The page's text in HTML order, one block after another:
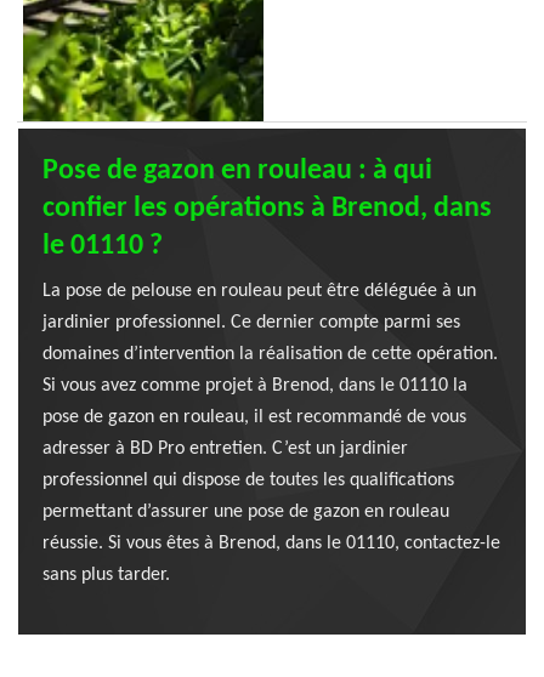
Pose de gazon en rouleau : à qui
confier les opérations à Brenod, dans
le 01110 ?
La pose de pelouse en rouleau peut être déléguée à un
jardinier professionnel. Ce dernier compte parmi ses
domaines d’intervention la réalisation de cette opération.
Si vous avez comme projet à Brenod, dans le 01110 la
pose de gazon en rouleau, il est recommandé de vous
adresser à BD Pro entretien. C’est un jardinier
professionnel qui dispose de toutes les qualifications
permettant d’assurer une pose de gazon en rouleau
réussie. Si vous êtes à Brenod, dans le 01110, contactez-le
sans plus tarder.